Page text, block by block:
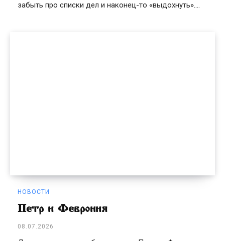
забыть про списки дел и наконец-то «выдохнуть»....
НОВОСТИ
Петр и Феврония
08.07.2026